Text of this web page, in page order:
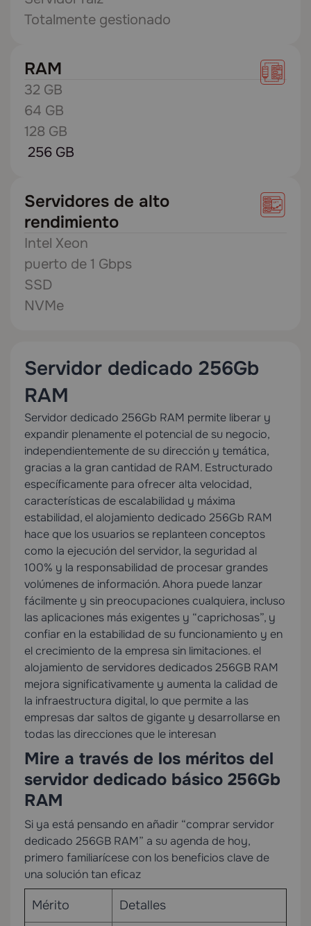
Totalmente gestionado
RAM
32 GB
64 GB
128 GB
256 GB
Servidores de alto
rendimiento
Intel Xeon
puerto de 1 Gbps
SSD
NVMe
Servidor dedicado 256Gb
RAM
Servidor dedicado 256Gb RAM permite liberar y
expandir plenamente el potencial de su negocio,
independientemente de su dirección y temática,
gracias a la gran cantidad de RAM. Estructurado
específicamente para ofrecer alta velocidad,
características de escalabilidad y máxima
estabilidad, el alojamiento dedicado 256Gb RAM
hace que los usuarios se replanteen conceptos
como la ejecución del servidor, la seguridad al
100% y la responsabilidad de procesar grandes
volúmenes de información. Ahora puede lanzar
fácilmente y sin preocupaciones cualquiera, incluso
las aplicaciones más exigentes y “caprichosas”, y
confiar en la estabilidad de su funcionamiento y en
el crecimiento de la empresa sin limitaciones. el
alojamiento de servidores dedicados 256GB RAM
mejora significativamente y aumenta la calidad de
la infraestructura digital, lo que permite a las
empresas dar saltos de gigante y desarrollarse en
todas las direcciones que le interesan
Mire a través de los méritos del
servidor dedicado básico 256Gb
RAM
Si ya está pensando en añadir “comprar servidor
dedicado 256GB RAM” a su agenda de hoy,
primero familiarícese con los beneficios clave de
una solución tan eficaz
Mérito Detalles